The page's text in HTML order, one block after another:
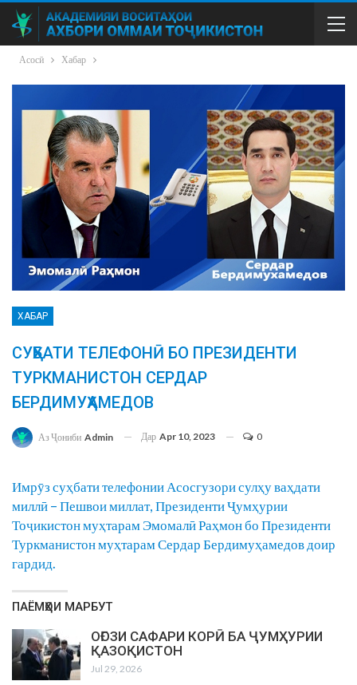
Асосӣ Хабар
ХАБАР
СУҲБАТИ ТЕЛЕФОНӢ БО ПРЕЗИДЕНТИ
ТУРКМАНИСТОН СЕРДАР
БЕРДИМУҲАМЕДОВ
Аз Ҷониби Admin Дар Apr 10, 2023 0
Имрӯз суҳбати телефонии Асосгузори сулҳу ваҳдати
миллӣ – Пешвои миллат, Президенти Ҷумҳурии
Тоҷикистон муҳтарам Эмомалӣ Раҳмон бо Президенти
Туркманистон муҳтарам Сердар Бердимуҳамедов доир
гардид.
ПАЁМҲОИ МАРБУТ
ОҒОЗИ САФАРИ КОРӢ БА ҶУМҲУРИИ
ҚАЗОҚИСТОН
Jul 29, 2026